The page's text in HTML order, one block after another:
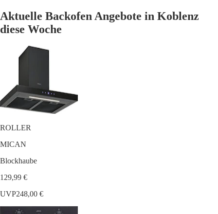
Aktuelle Backofen Angebote in Koblenz
diese Woche
ROLLER
MICAN
Blockhaube
129,99 €
UVP248,00 €